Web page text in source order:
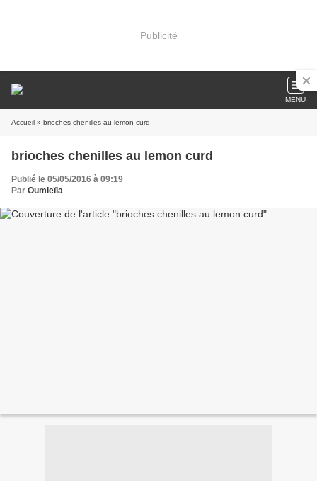
Publicité
MENU
Accueil » brioches chenilles au lemon curd
brioches chenilles au lemon curd
Publié le 05/05/2016 à 09:19
Par Oumleïla